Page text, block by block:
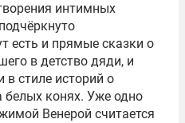
интимных
есть и прямые сказки о
в детство дяди, и
в стиле историй о
белых конях. Уже одно
Венерой считается